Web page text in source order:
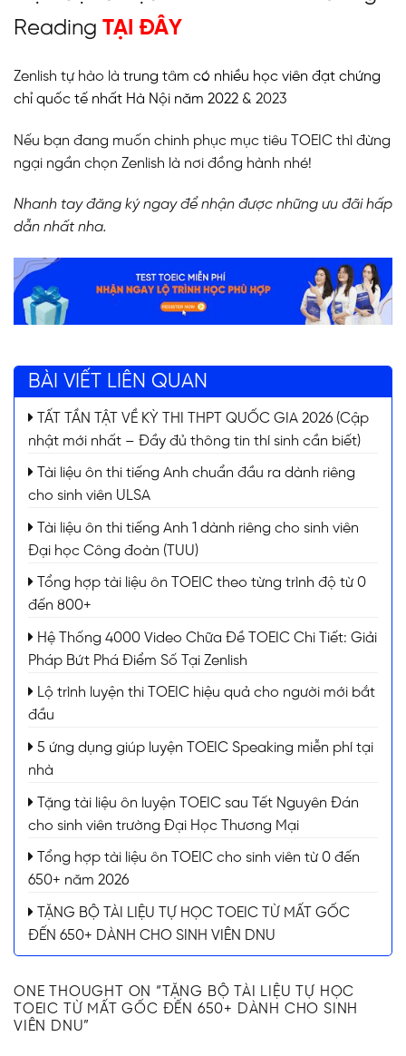
Reading TẠI ĐÂY
Zenlish tự hào là trung tâm có nhiều học viên đạt chứng
chỉ quốc tế nhất Hà Nội năm 2022 & 2023
Nếu bạn đang muốn chinh phục mục tiêu TOEIC thì đừng
ngại ngần chọn Zenlish là nơi đồng hành nhé!
Nhanh tay đăng ký ngay để nhận được những ưu đãi hấp
dẫn nhất nha.
BÀI VIẾT LIÊN QUAN
TẤT TẦN TẬT VỀ KỲ THI THPT QUỐC GIA 2026 (Cập
nhật mới nhất – Đầy đủ thông tin thí sinh cần biết)
Tài liệu ôn thi tiếng Anh chuẩn đầu ra dành riêng
cho sinh viên ULSA
Tài liệu ôn thi tiếng Anh 1 dành riêng cho sinh viên
Đại học Công đoàn (TUU)
Tổng hợp tài liệu ôn TOEIC theo từng trình độ từ 0
đến 800+
Hệ Thống 4000 Video Chữa Đề TOEIC Chi Tiết: Giải
Pháp Bứt Phá Điểm Số Tại Zenlish
Lộ trình luyện thi TOEIC hiệu quả cho người mới bắt
đầu
5 ứng dụng giúp luyện TOEIC Speaking miễn phí tại
nhà
Tặng tài liệu ôn luyện TOEIC sau Tết Nguyên Đán
cho sinh viên trường Đại Học Thương Mại
Tổng hợp tài liệu ôn TOEIC cho sinh viên từ 0 đến
650+ năm 2026
TẶNG BỘ TÀI LIỆU TỰ HỌC TOEIC TỪ MẤT GỐC
ĐẾN 650+ DÀNH CHO SINH VIÊN DNU
ONE THOUGHT ON “ TẶNG BỘ TÀI LIỆU TỰ HỌC
TOEIC TỪ MẤT GỐC ĐẾN 650+ DÀNH CHO SINH
VIÊN DNU”